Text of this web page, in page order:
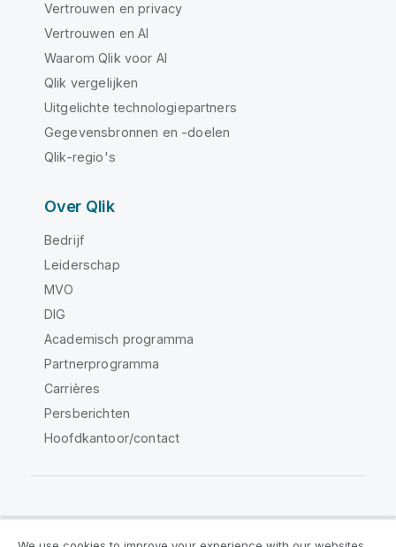
Vertrouwen en privacy
Vertrouwen en AI
Waarom Qlik voor AI
Qlik vergelijken
Uitgelichte technologiepartners
Gegevensbronnen en -doelen
Qlik-regio's
Over Qlik
Bedrijf
Leiderschap
MVO
DIG
Academisch programma
Partnerprogramma
Carrières
Persberichten
Hoofdkantoor/contact